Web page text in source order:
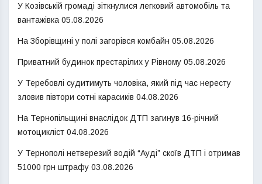
У Козівській громаді зіткнулися легковий автомобіль та
вантажівка 05.08.2026
На Зборівщині у полі загорівся комбайн 05.08.2026
Приватний будинок престарілих у Рівному 05.08.2026
У Теребовлі судитимуть чоловіка, який під час нересту
зловив півтори сотні карасиків 04.08.2026
На Тернопільщині внаслідок ДТП загинув 16-річний
мотоцикліст 04.08.2026
У Тернополі нетверезий водій “Ауді” скоїв ДТП і отримав
51000 грн штрафу 03.08.2026